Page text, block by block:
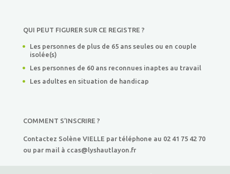
QUI PEUT FIGURER SUR CE REGISTRE ?
Les personnes de plus de 65 ans seules ou en couple
isolée(s)
Les personnes de 60 ans reconnues inaptes au travail
Les adultes en situation de handicap
COMMENT S’INSCRIRE ?
Contactez Solène VIELLE par téléphone au 02 41 75 42 70
ou par mail à ccas@lyshautlayon.fr